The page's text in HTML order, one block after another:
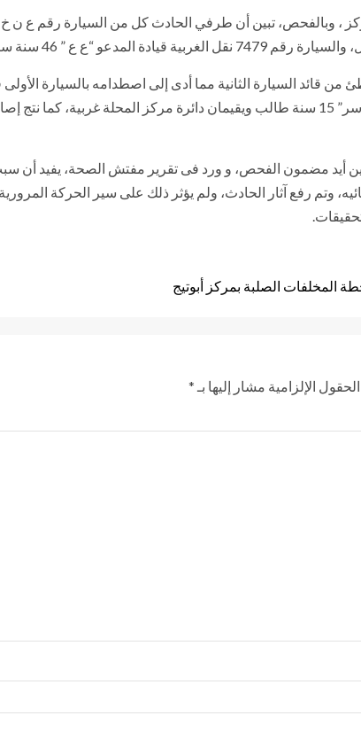
دائرة مركز المحلة غربية، بذات المضبوط.
قائد السيارة الثانية مما أدى إلى اصطدامه بالسيارة
أيد مضمون الفحص، و ورد فى تقرير مفتش الصحة، يفيد أن
المخلفات الصلبة بمركز أبوتيج
الحقول الإلزامية مشار إليها بـ *